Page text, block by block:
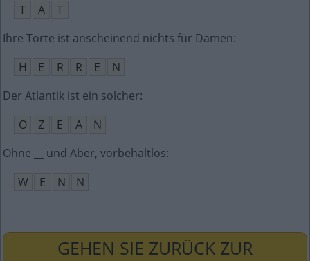
T
A
T
Ihre Torte ist anscheinend nichts für Damen:
H
E R R E
N
Der Atlantik ist ein solcher:
O
Z E A
N
Ohne __ und Aber, vorbehaltlos:
W
E N N
GEHEN SIE ZURÜCK ZUR